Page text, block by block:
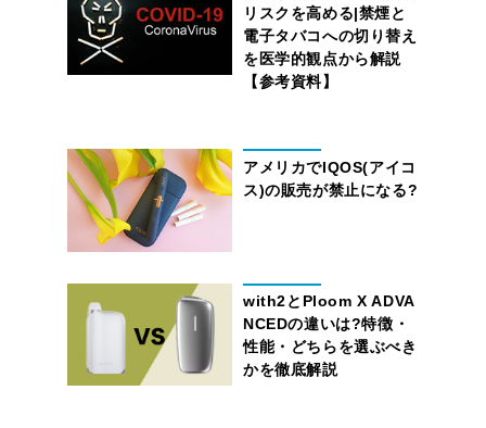
リスクを高める|禁煙と
電子タバコへの切り替え
を医学的観点から解説
【参考資料】
アメリカでIQOS(アイコ
ス)の販売が禁止になる?
with2とPloom X ADVA
NCEDの違いは?特徴・
性能・どちらを選ぶべき
かを徹底解説